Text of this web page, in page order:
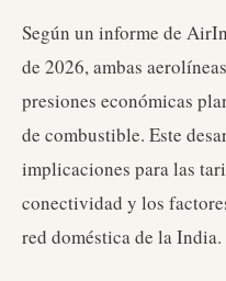
Según un informe de
de 2026, ambas
presiones económicas
de combustible. Este
implicaciones para las
conectividad y los
red doméstica de la India.